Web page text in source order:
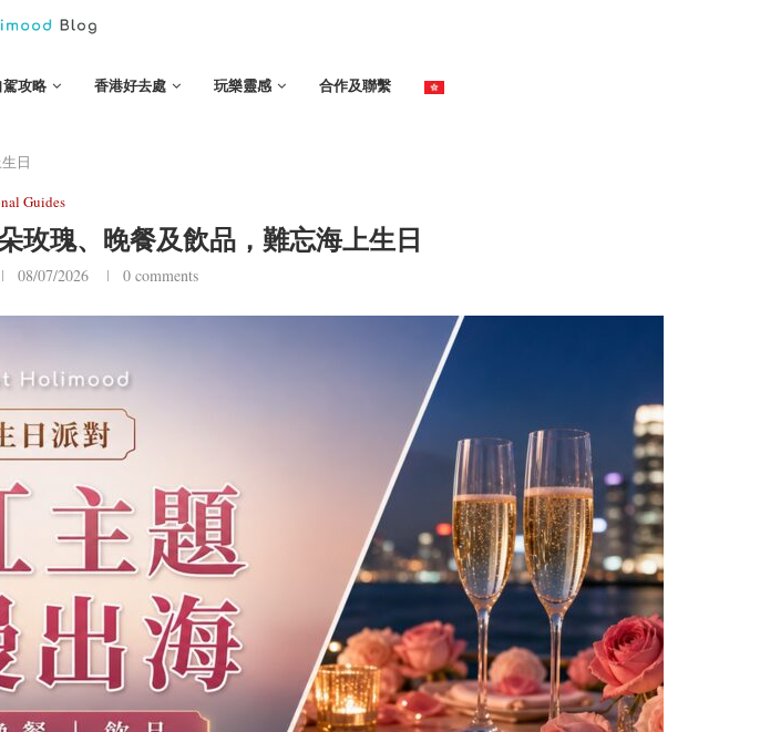
攻略 香港好去處 玩樂靈感 合作及聯繫
日
Guides
玫瑰、晚餐及飲品，難忘海上生日
08/07/2026 0 comments